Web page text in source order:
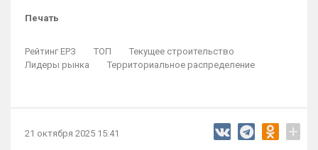
Печать
Рейтинг ЕРЗ ТОП
Текущее строительство
Лидеры рынка
Территориальное распределение
21 октября 2025 15:41 +